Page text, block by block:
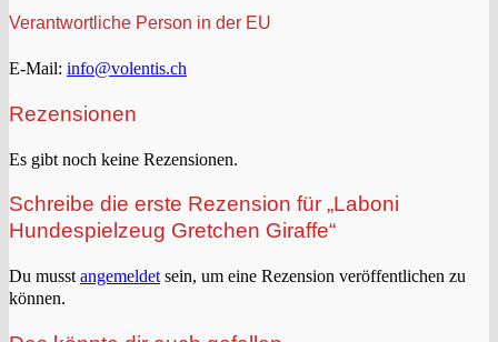
Verantwortliche Person in der EU
E-Mail: info@volentis.ch
Rezensionen
Es gibt noch keine Rezensionen.
Schreibe die erste Rezension für „Laboni
Hundespielzeug Gretchen Giraffe“
Du musst angemeldet sein, um eine Rezension veröffentlichen zu
können.